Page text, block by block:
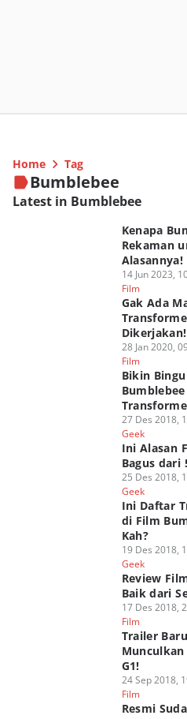
Home Tag
Bumblebee
Latest in Bumblebee
Kenapa
Rekaman
Alasannya!
14 Jun 2023,
Film
Gak Ada
Dikerjakan!
28 Jan 2020,
Film
Bikin
27 Des 2018,
Geek
Ini Alasan
Bagus dari
25 Des 2018,
Geek
Ini Daftar
di Film
Kah?
19 Des 2018,
Geek
Review
Baik dari
17 Des 2018,
Film
Trailer
G1!
24 Sep 2018,
Film
Resmi